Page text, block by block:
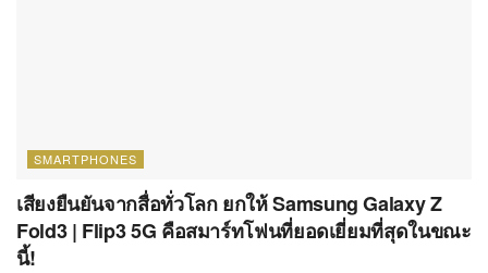
SMARTPHONES
เสียงยืนยันจากสื่อทั่วโลก ยกให้ Samsung Galaxy Z
Fold3 | Flip3 5G คือสมาร์ทโฟนที่ยอดเยี่ยมที่สุดในขณะ
นี้!